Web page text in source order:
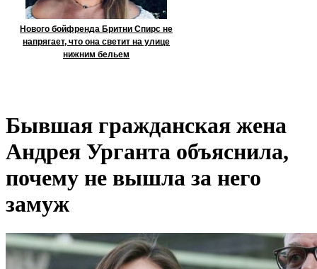
Нового бойфренда Бритни Спирс не
напрягает, что она светит на улице
нижним бельем
Бывшая гражданская жена
Андрея Урганта объяснила,
почему не вышла за него
замуж